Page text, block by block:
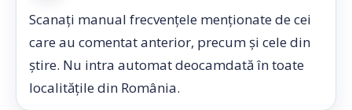
Scanați manual frecvențele menționate de cei
care au comentat anterior, precum și cele din
știre. Nu intra automat deocamdată în toate
localitățile din România.